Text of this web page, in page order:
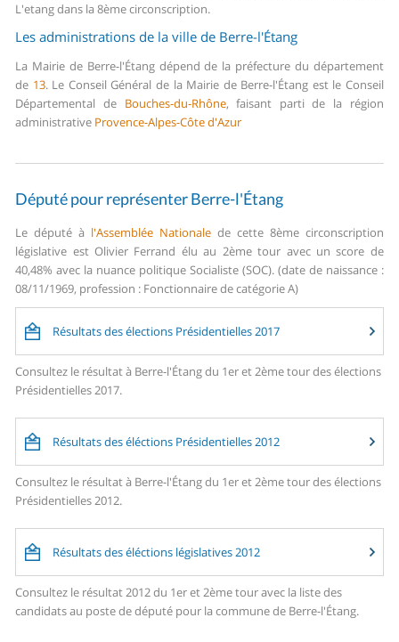
L'etang dans la 8ème circonscription.
Les administrations de la ville de Berre-l'Étang
La Mairie de Berre-l'Étang dépend de la préfecture du département
de 13.Le Conseil Général de la Mairie de Berre-l'Étang est le Conseil
Départemental de Bouches-du-Rhône, faisant parti de la région
administrative Provence-Alpes-Côte d'Azur
Député pour représenter Berre-l'Étang
Le député à l'Assemblée Nationale de cette 8ème circonscription
législative est Olivier Ferrand élu au 2ème tour avec un score de
40,48% avec la nuance politique Socialiste (SOC). (date de naissance :
08/11/1969, profession : Fonctionnaire de catégorie A)
Résultats des élections Présidentielles 2017
Consultez le résultat à Berre-l'Étang du 1er et 2ème tour des élections
Présidentielles 2017.
Résultats des éléctions Présidentielles 2012
Consultez le résultat à Berre-l'Étang du 1er et 2ème tour des élections
Présidentielles 2012.
Résultats des éléctions législatives 2012
Consultez le résultat 2012 du 1er et 2ème tour avec la liste des
candidats au poste de député pour la commune de Berre-l'Étang.